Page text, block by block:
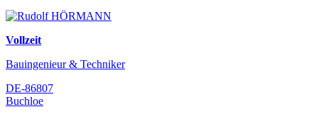
Vollzeit
Bauingenieur & Techniker
DE-86807
Buchloe